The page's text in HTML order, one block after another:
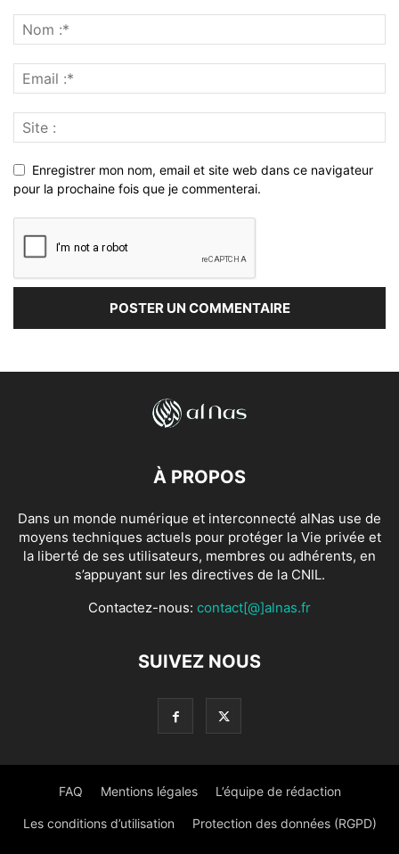
Enregistrer mon nom, email et site web dans ce navigateur
pour la prochaine fois que je commenterai.
À PROPOS
Dans un monde numérique et interconnecté alNas use de
moyens techniques actuels pour protéger la Vie privée et
la liberté de ses utilisateurs, membres ou adhérents, en
s’appuyant sur les directives de la CNIL.
Contactez-nous: contact[@]alnas.fr
SUIVEZ NOUS
FAQ Mentions légales L’équipe de rédaction
Les conditions d’utilisation Protection des données (RGPD)